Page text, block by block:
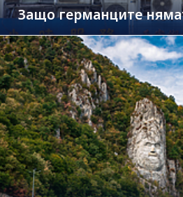
Защо германците